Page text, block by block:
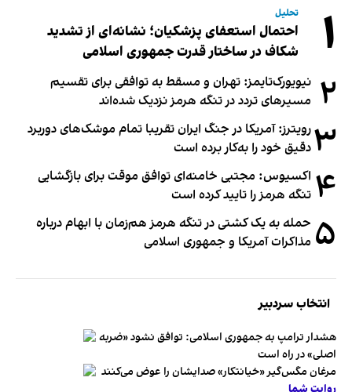
۱ تحلیل
احتمال استعفای پزشکیان؛ نشانه‌ای از تشدید
شکاف در ساختار قدرت جمهوری اسلامی
۲ نیویورک‌تایمز: تهران و مسقط به توافقی برای تقسیم
مسیرهای تردد در تنگه هرمز نزدیک شده‌اند
۳رویترز: آمریکا در جنگ ایران تقریبا تمام موشک‌های دوربرد
دقیق خود را به‌کار برده است
۴ اکسیوس: مجتبی خامنه‌ای توافق موقت برای بازگشایی
تنگه هرمز را تایید کرده است
۵ حمله به یک کشتی در تنگه هرمز هم‌زمان با ابهام درباره
مذاکرات آمریکا و جمهوری اسلامی
انتخاب سردبیر
هشدار ترامپ به جمهوری اسلامی: توافق نشود «ضربه
اصلی» در راه است
مرغان مگس‌گیر «خیانتکار» صدایشان را عوض می‌کنند